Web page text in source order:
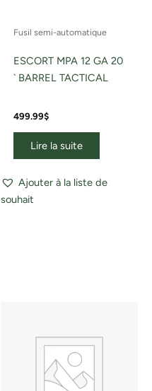
Fusil semi-automatique
ESCORT MPA 12 GA 20
` BARREL TACTICAL
499.99$
Lire la suite
Ajouter à la liste de
souhait